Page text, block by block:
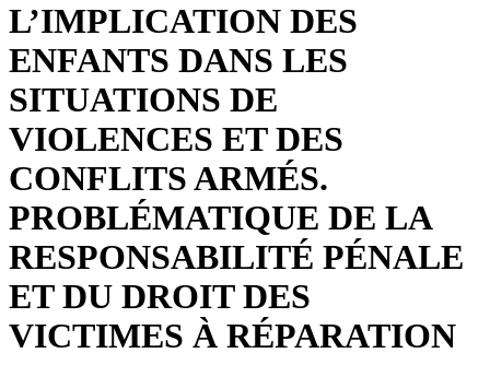
L’IMPLICATION DES
ENFANTS DANS LES
SITUATIONS DE
VIOLENCES ET DES
CONFLITS ARMÉS.
PROBLÉMATIQUE DE LA
RESPONSABILITÉ PÉNALE
ET DU DROIT DES
VICTIMES À RÉPARATION